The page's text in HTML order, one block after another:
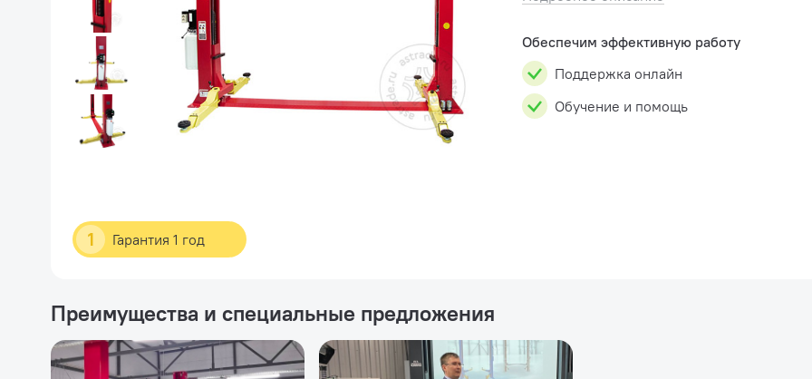
1 Гарантия 1 год
техническом обслуживании и р...
Обеспечим эффективную работу
Поддержка онлайн
Обучение и помощь
Преимущества и специальные предложения